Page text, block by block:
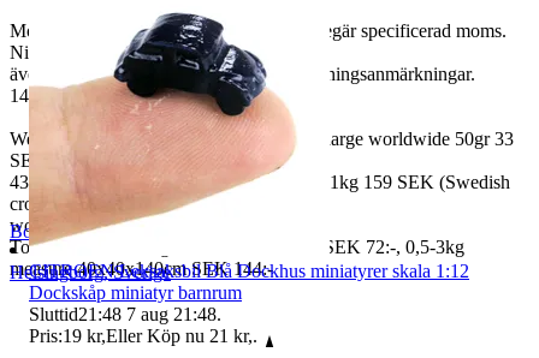
Moms ingår i våra priser. Har ni företag begär specificerad moms.
Ni kan
även fråga om faktura om ni inte har betalningsanmärkningar.
14 dagars full returrätt vid oanvänd vara.
We also ship abroad worldwide. Freightcharge worldwide 50gr 33
SEK, 100 gr
43 SEK, 250gr 85 SEK, 0,5kg 109 SEK, 1kg 159 SEK (Swedish
crown
worldwide price freight)
To Denmark 0,5-3kg measure 35x24x13 SEK 72:-, 0,5-3kg
measure 40x40x140cm SEK 144:-
BoutiqueNo9
Helsingborg,Sverige
CITROEN Leksaksbil Blå Dockhus miniatyrer skala 1:12
Dockskåp miniatyr barnrum
Sluttid21:48 7 aug 21:48.
Pris:19 kr,Eller Köp nu 21 kr,.